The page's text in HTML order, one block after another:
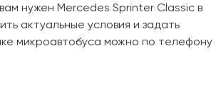
нужен Mercedes Sprinter Classic в
актуальные условия и задать
микроавтобуса можно по телефону